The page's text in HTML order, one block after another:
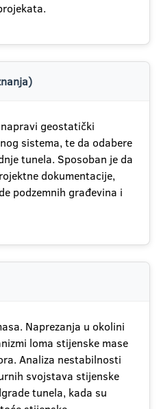
geostatički
sistema, te da odabere
tunela. Sposoban je da
dokumentacije,
podzemnih građevina i
Naprezanja u okolini
loma stijenske mase
Analiza nestabilnosti
svojstava stijenske
tunela, kada su